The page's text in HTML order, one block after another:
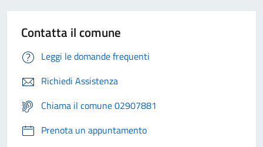
Contatta il comune
Leggi le domande frequenti
Richiedi Assistenza
Chiama il comune 02907881
Prenota un appuntamento